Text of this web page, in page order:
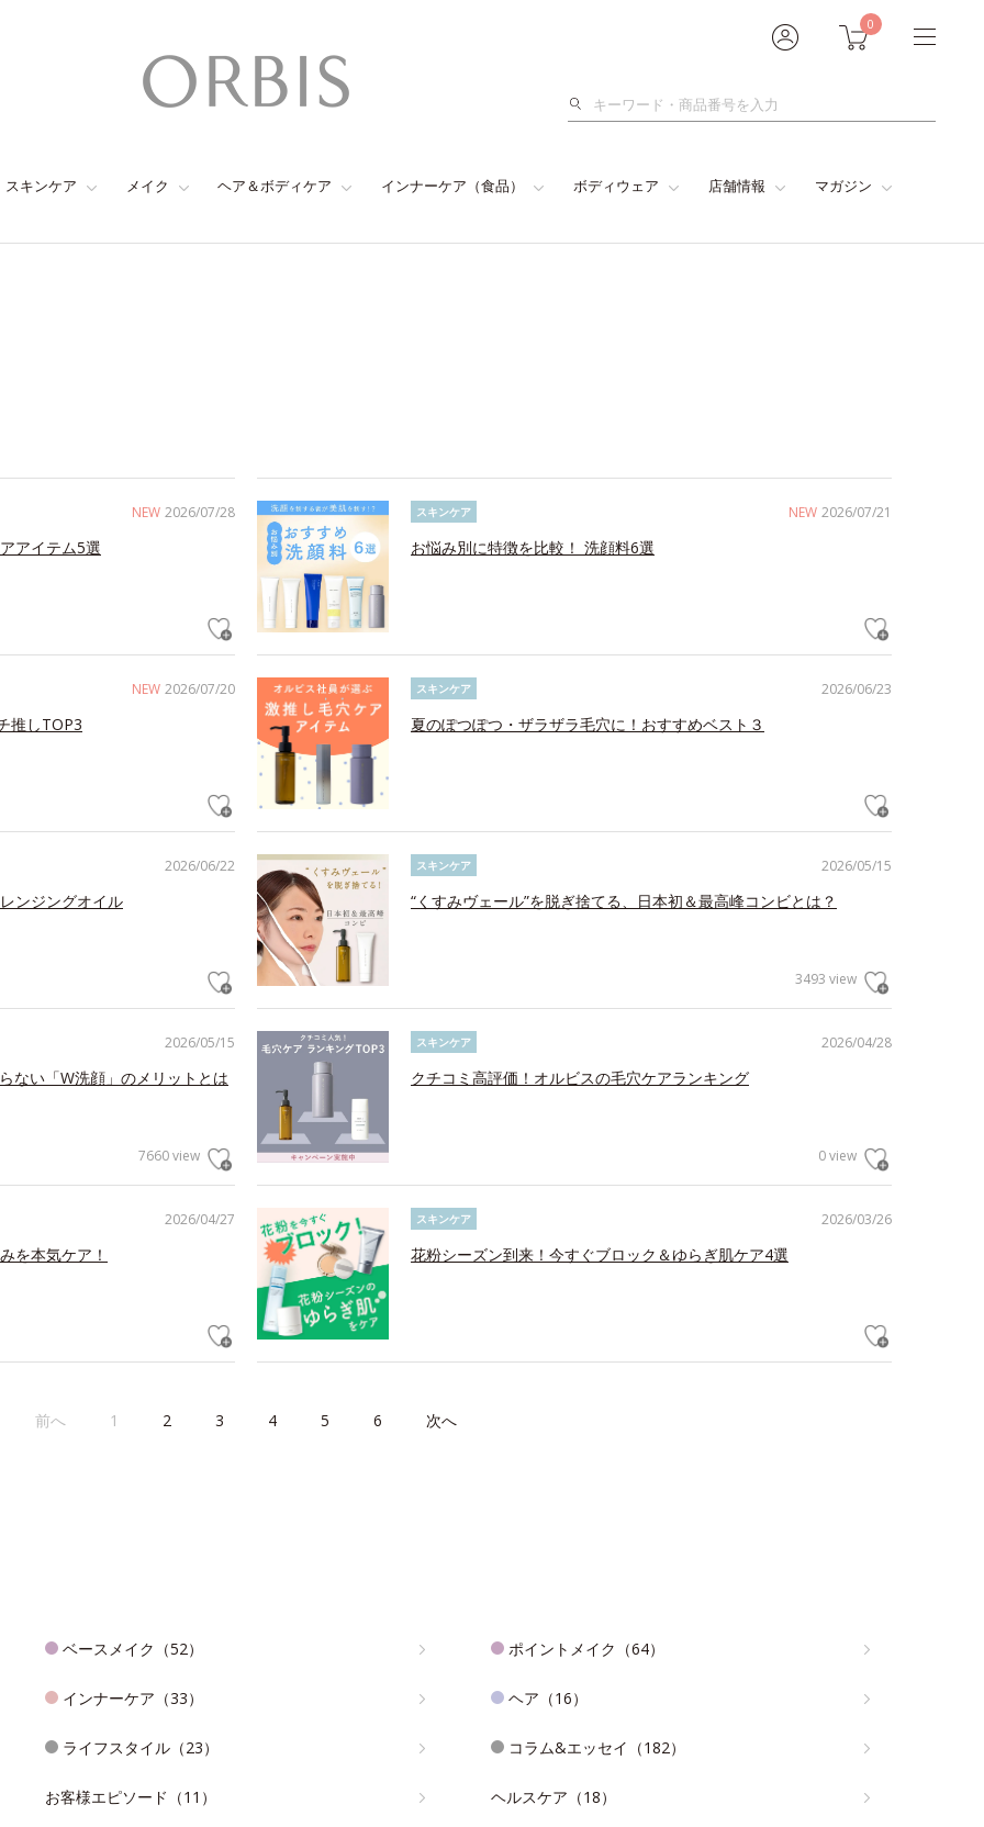
0
検
スキンケア メイク ヘア＆ボディケア インナーケア（食品） ボディウェア 店舗情報 マガジン
NEW 2026/07/28
アイテム5選
NEW 2026/07/21
スキンケア
お悩み別に特徴を比較！ 洗顔料6選
NEW 2026/07/20
推しTOP3
2026/06/23
スキンケア
夏のぽつぽつ・ザラザラ毛穴に！おすすめベスト３
2026/06/22
ンジングオイル
2026/05/15
スキンケア
“くすみヴェール”を脱ぎ捨てる、日本初＆最高峰コンビとは？
3493 view
2026/05/15
ない「W洗顔」のメリットとは
7660 view
2026/04/28
スキンケア
クチコミ高評価！オルビスの毛穴ケアランキング
0 view
2026/04/27
を本気ケア！
2026/03/26
スキンケア
花粉シーズン到来！今すぐブロック＆ゆらぎ肌ケア4選
前へ 1 2 3 4 5 6 次へ
ベースメイク（52） ポイントメイク（64）
インナーケア（33） ヘア（16）
ライフスタイル（23） コラム&エッセイ（182）
お客様エピソード（11） ヘルスケア（18）